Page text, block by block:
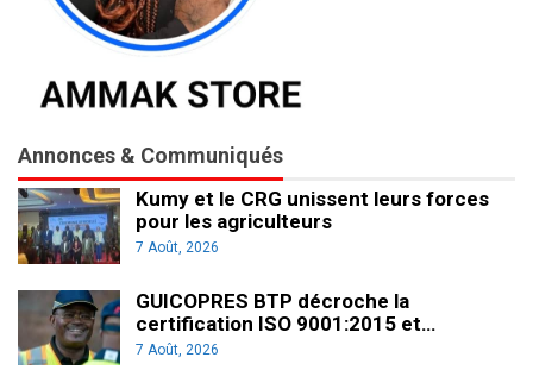
Annonces & Communiqués
Kumy et le CRG unissent leurs forces
pour les agriculteurs
7 Août, 2026
GUICOPRES BTP décroche la
certification ISO 9001:2015 et…
7 Août, 2026